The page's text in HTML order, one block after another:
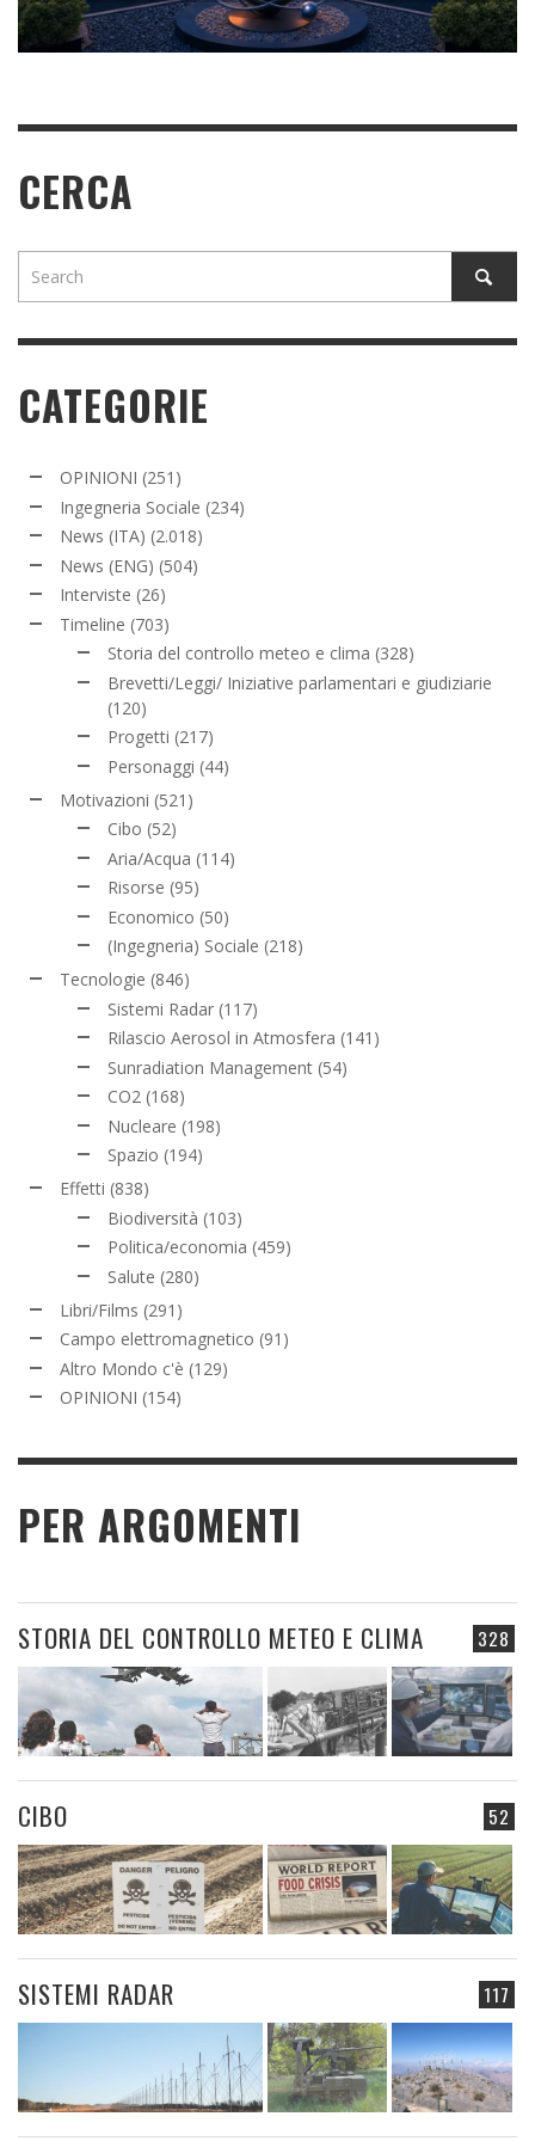
READ MORE
READ MORE
CERCA
CATEGORIE
OPINIONI (251)
Ingegneria Sociale (234)
News (ITA) (2.018)
News (ENG) (504)
Interviste (26)
Timeline (703)
Storia del controllo meteo e clima (328)
Brevetti/Leggi/ Iniziative parlamentari e giudiziarie
(120)
Progetti (217)
Personaggi (44)
Motivazioni (521)
Cibo (52)
Aria/Acqua (114)
Risorse (95)
Economico (50)
(Ingegneria) Sociale (218)
Tecnologie (846)
Sistemi Radar (117)
Rilascio Aerosol in Atmosfera (141)
Sunradiation Management (54)
CO2 (168)
Nucleare (198)
Spazio (194)
Effetti (838)
Biodiversità (103)
Politica/economia (459)
Salute (280)
Libri/Films (291)
Campo elettromagnetico (91)
Altro Mondo c'è (129)
OPINIONI (154)
PER ARGOMENTI
328
STORIA DEL CONTROLLO METEO E CLIMA
52
CIBO
117
SISTEMI RADAR